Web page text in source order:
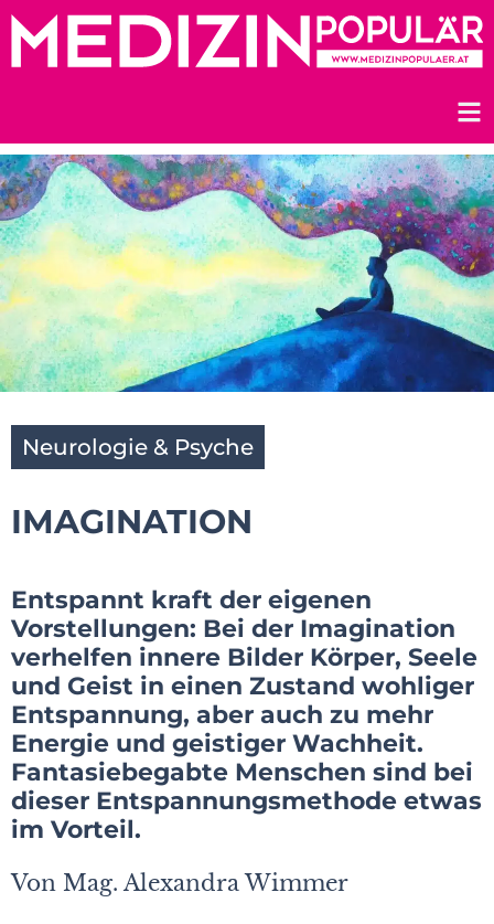
Zum
Inhalt
Neurologie & Psyche
IMAGINATION
Entspannt kraft der eigenen
Vorstellungen: Bei der Imagination
verhelfen innere Bilder Körper, Seele
und Geist in einen Zustand wohliger
Entspannung, aber auch zu mehr
Energie und geistiger Wachheit.
Fantasiebegabte Menschen sind bei
dieser Entspannungsmethode etwas
im Vorteil.
Von Mag. Alexandra Wimmer